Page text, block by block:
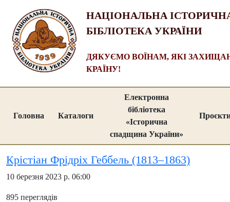
НАЦІОНАЛЬНА
БІБЛІОТЕКА УКРАЇНИ
ДЯКУЄМО ВОЇНАМ, ЯКІ
КРАЇНУ!
Головна Каталоги
Електронна
бібліотека
«Історична
спадщина України»
Крістіан Фрідріх Геббель (1813–1863)
10 березня 2023 р. 06:00
895 переглядів